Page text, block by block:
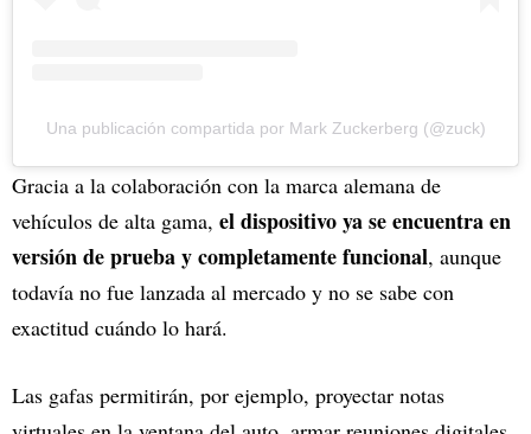
Una publicación compartida por Mark Zuckerberg (@zuck)
Gracia a la colaboración con la marca alemana de
vehículos de alta gama, el dispositivo ya se encuentra en
versión de prueba y completamente funcional, aunque
todavía no fue lanzada al mercado y no se sabe con
exactitud cuándo lo hará.
Las gafas permitirán, por ejemplo, proyectar notas